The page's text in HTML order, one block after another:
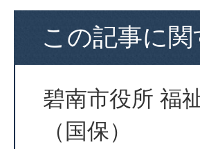
この記事に
碧南市役所 福
（国保）